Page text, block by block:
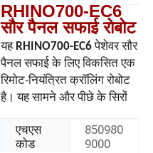
एचएस
कोड
850980
9000
RHINO700-EC6
सौर पैनल सफाई रोबोट
यह RHINO700-EC6पेशेवर सौर
पैनल सफाई के लिए विकसित एक
रिमोट-नियंत्रित क्रॉलिंग रोबोट
है। यह सामने और पीछे के सिरों